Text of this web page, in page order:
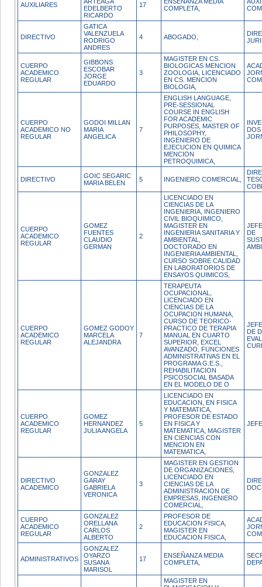
AUXILIARES
EDELBERTO
RICARDO
17
COMPLETA,
DIRECTIVO
GATICA
VALENZUELA
RODRIGO
ANDRES
4 ABOGADO,
CUERPO
ACADEMICO
REGULAR
GIBBONS
ESCOBAR
JORGE
EDUARDO
3
MAGISTER EN CS.
BIOLOGICAS MENCION
ZOOLOGIA, LICENCIADO
EN CS. MENCION
BIOLOGIA,
CUERPO
ACADEMICO NO
REGULAR
GODOI MILLAN
MARIA
ANGELICA
7
ENGLISH LANGUAGE,
PRE-SESSIONAL
COURSE IN ENGLISH
FOR ACADEMIC
PURPOSES, MASTER OF
PHILOSOPHY,
INGENIERO DE
EJECUCION EN QUIMICA
MENCION
PETROQUIMICA,
DIRECTIVO
GOIC SEGARIC
MARIA BELEN
5 INGENIERO COMERCIAL,
CUERPO
ACADEMICO
REGULAR
GOMEZ
FUENTES
CLAUDIO
GERMAN
2
LICENCIADO EN
CIENCIAS DE LA
INGENIERIA, INGENIERO
CIVIL BIOQUIMICO,
MAGISTER EN
INGENIERIA SANITARIA Y
AMBIENTAL,
DOCTORADO EN
INGENIERIA AMBIENTAL,
CURSO SOBRE CALIDAD
EN LABORATORIOS DE
ENSAYOS QUIMICOS,
DE
CUERPO
ACADEMICO
REGULAR
GOMEZ GODOY
MARCELA
ALEJANDRA
7
TERAPEUTA
OCUPACIONAL,
LICENCIADO EN
CIENCIAS DE LA
OCUPACION HUMANA,
CURSO DE TEORICO-
PRACTICO DE TERAPIA
MANUAL EN CUARTO
SUPERIOR, EXCEL
AVANZADO, FUNCIONES
ADMINISTRATIVAS EN EL
PROGRAMA G.E.S.,
REHABILITACION
PSICOSOCIAL BASADA
EN EL MODELO DE O
DE
CUERPO
ACADEMICO
REGULAR
GOMEZ
HERNANDEZ
JULIA ANGELA
5
LICENCIADO EN
EDUCACION, EN FISICA
Y MATEMATICA,
PROFESOR DE ESTADO
EN FISICA Y
MATEMATICA, MAGISTER
EN CIENCIAS CON
MENCION EN
MATEMATICA,
DIRECTIVO
ACADEMICO
GONZALEZ
GARAY
GABRIELA
VERONICA
3
MAGISTER EN GESTION
DE ORGANIZACIONES,
LICENCIADO EN
CIENCIAS DE LA
ADMINISTRACION DE
EMPRESAS, INGENIERO
COMERCIAL,
CUERPO
ACADEMICO
REGULAR
GONZALEZ
ORELLANA
CARLOS
ALBERTO
2
PROFESOR DE
EDUCACION FISICA,
MAGISTER EN
EDUCACION FISICA,
ADMINISTRATIVOS
GONZALEZ
OYARZO
SUSANA
MARISOL
17
ENSEÑANZA MEDIA
COMPLETA,
MAGISTER EN